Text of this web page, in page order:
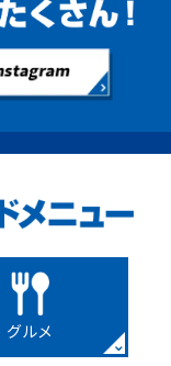
グルメ